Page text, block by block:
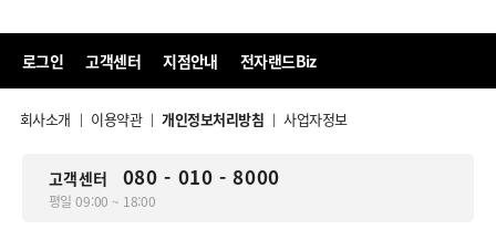
로그인 고객센터 지점안내 전자랜드Biz
회사소개 | 이용약관 | 개인정보처리방침 | 사업자정보
고객센터 080 - 010 - 8000
평일 09:00 ~ 18:00